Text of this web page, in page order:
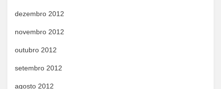
dezembro 2012
novembro 2012
outubro 2012
setembro 2012
agosto 2012